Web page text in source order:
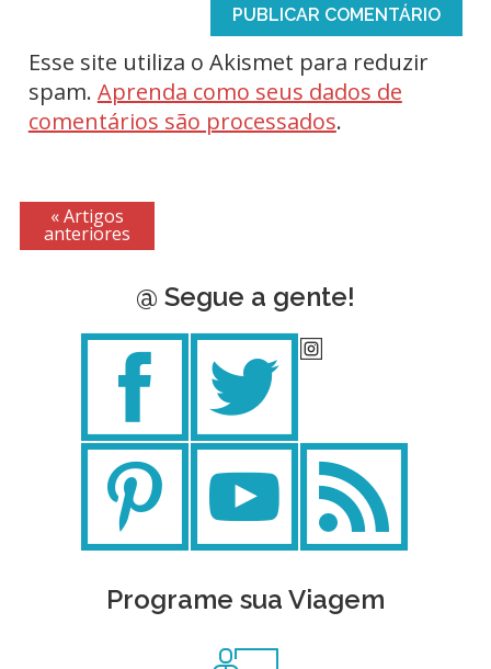
Esse site utiliza o Akismet para reduzir
spam. Aprenda como seus dados de
comentários são processados.
« Artigos
anteriores
@ Segue a gente!
Programe sua Viagem